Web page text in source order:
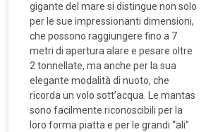
gigante del mare si distingue non solo
per le sue impressionanti dimensioni,
che possono raggiungere fino a 7
metri di apertura alare e pesare oltre
2 tonnellate, ma anche per la sua
elegante modalità di nuoto, che
ricorda un volo sott’acqua. Le mantas
sono facilmente riconoscibili per la
loro forma piatta e per le grandi “ali”